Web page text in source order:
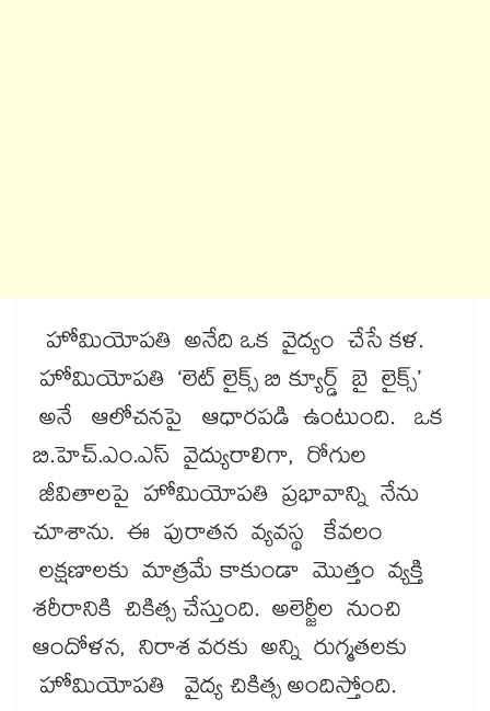
హోమియోపతి అనేది ఒక వైద్యం చేసే కళ.
హోమియోపతి ‘లెట్ లైక్స్ బి క్యూర్డ్ బై లైక్స్’
అనే ఆలోచనపై ఆధారపడి ఉంటుంది. ఒక
బి.హెచ్.ఎం.ఎస్ వైద్యురాలిగా, రోగుల
జీవితాలపై హోమియోపతి ప్రభావాన్ని నేను
చూశాను. ఈ పురాతన వ్యవస్థ కేవలం
లక్షణాలకు మాత్రమే కాకుండా మొత్తం వ్యక్తి
శరీరానికి చికిత్స చేస్తుంది. అలెర్జీల నుంచి
ఆందోళన, నిరాశ వరకు అన్ని రుగ్మతలకు
హోమియోపతి వైద్య చికిత్స అందిస్తోంది.